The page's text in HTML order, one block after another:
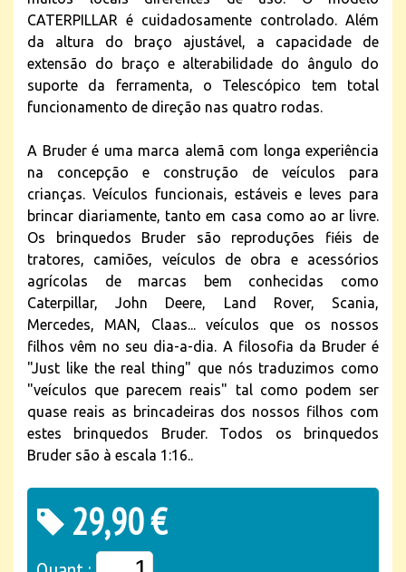
CATERPILLAR é cuidadosamente controlado. Além
da altura do braço ajustável, a capacidade de
extensão do braço e alterabilidade do ângulo do
suporte da ferramenta, o Telescópico tem total
funcionamento de direção nas quatro rodas.
A Bruder é uma marca alemã com longa experiência
na concepção e construção de veículos para
crianças. Veículos funcionais, estáveis e leves para
brincar diariamente, tanto em casa como ao ar livre.
Os brinquedos Bruder são reproduções fiéis de
tratores, camiões, veículos de obra e acessórios
agrícolas de marcas bem conhecidas como
Caterpillar, John Deere, Land Rover, Scania,
Mercedes, MAN, Claas... veículos que os nossos
filhos vêm no seu dia-a-dia. A filosofia da Bruder é
"Just like the real thing" que nós traduzimos como
"veículos que parecem reais" tal como podem ser
quase reais as brincadeiras dos nossos filhos com
estes brinquedos Bruder. Todos os brinquedos
Bruder são à escala 1:16..
29,90 €